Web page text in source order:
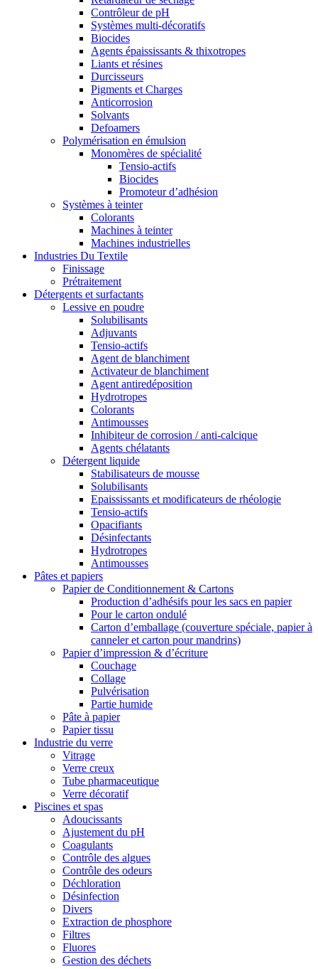
Contrôleur de pH
Systèmes multi-décoratifs
Biocides
Agents épaississants & thixotropes
Liants et résines
Durcisseurs
Pigments et Charges
Anticorrosion
Solvants
Defoamers
Polymérisation en émulsion
Monomères de spécialité
Tensio-actifs
Biocides
Promoteur d’adhésion
Systèmes à teinter
Colorants
Machines à teinter
Machines industrielles
Industries Du Textile
Finissage
Prétraitement
Détergents et surfactants
Lessive en poudre
Solubilisants
Adjuvants
Tensio-actifs
Agent de blanchiment
Activateur de blanchiment
Agent antiredéposition
Hydrotropes
Colorants
Antimousses
Inhibiteur de corrosion / anti-calcique
Agents chélatants
Détergent liquide
Stabilisateurs de mousse
Solubilisants
Epaississants et modificateurs de rhéologie
Tensio-actifs
Opacifiants
Désinfectants
Hydrotropes
Antimousses
Pâtes et papiers
Papier de Conditionnement & Cartons
Production d’adhésifs pour les sacs en papier
Pour le carton ondulé
Carton d’emballage (couverture spéciale, papier à
canneler et carton pour mandrins)
Papier d’impression & d’écriture
Couchage
Collage
Pulvérisation
Partie humide
Pâte à papier
Papier tissu
Industrie du verre
Vitrage
Verre creux
Tube pharmaceutique
Verre décoratif
Piscines et spas
Adoucissants
Ajustement du pH
Coagulants
Contrôle des algues
Contrôle des odeurs
Déchloration
Désinfection
Divers
Extraction de phosphore
Filtres
Fluores
Gestion des déchets